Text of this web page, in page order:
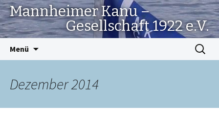
Mannheimer Kanu –
Gesellschaft 1922 e.V.
Menü
Suchen
nach:
Dezember 2014